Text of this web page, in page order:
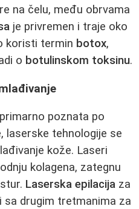
na čelu, među obrvama
je privremen i traje oko
koristi termin botox,
o botulinskom toksinu.
primarno poznata po
laserske tehnologije se
kože. Laseri
kolagena, zategnu
Laserska epilacija za
sa drugim tretmanima za